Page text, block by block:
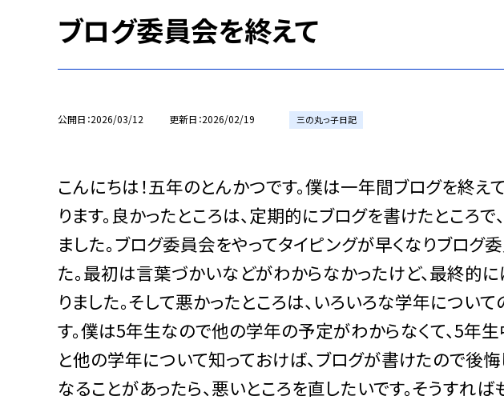
ブログ委員会を終えて
公開日 2026/03/12 更新日 2026/02/19 三の丸っ子日記
こんにちは！五年のとんかつです。僕は一年間ブログを終え
ります。良かったところは、定期的にブログを書けたところ
ました。ブログ委員会をやってタイピングが早くなりブログ
た。最初は言葉づかいなどがわからなかったけど、最終的
りました。そして悪かったところは、いろいろな学年につい
す。僕は5年生なので他の学年の予定がわからなくて、5年生
と他の学年について知っておけば、ブログが書けたので後
なることがあったら、悪いところを直したいです。そうすれば